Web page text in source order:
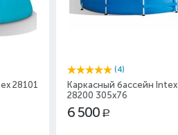
28101
(4)
Каркасный бассейн Intex
28200 305x76
6 500 Р